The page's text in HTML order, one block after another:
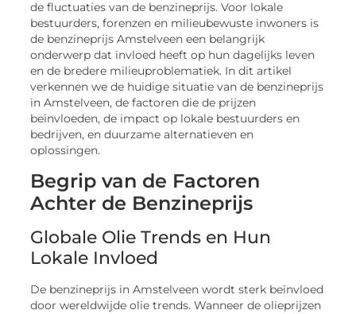
de fluctuaties van de benzineprijs. Voor lokale
bestuurders, forenzen en milieubewuste inwoners is
de benzineprijs Amstelveen een belangrijk
onderwerp dat invloed heeft op hun dagelijks leven
en de bredere milieuproblematiek. In dit artikel
verkennen we de huidige situatie van de benzineprijs
in Amstelveen, de factoren die de prijzen
beïnvloeden, de impact op lokale bestuurders en
bedrijven, en duurzame alternatieven en
oplossingen.
Begrip van de Factoren
Achter de Benzineprijs
Globale Olie Trends en Hun
Lokale Invloed
De benzineprijs in Amstelveen wordt sterk beïnvloed
door wereldwijde olie trends. Wanneer de olieprijzen